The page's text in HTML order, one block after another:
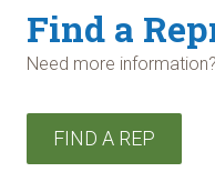
Find a
Need more
FIND A REP